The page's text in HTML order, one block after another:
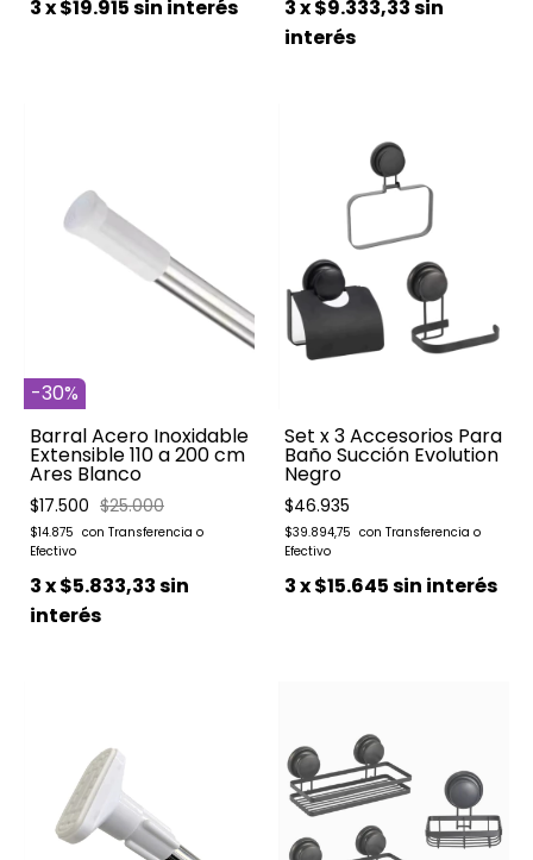
3x$19.915sin interés 3x$9.333,33sin
interés
-30%
Barral Acero Inoxidable
Extensible 110 a 200 cm
Ares Blanco
$17.500 $25.000
$14.875
3x$5.833,33sin
interés
Set x 3 Accesorios Para
Baño Succión Evolution
Negro
$46.935
$39.894,75
3x$15.645sin interés